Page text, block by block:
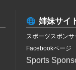
姉妹サイ
スポーツスポン
Facebookページ
Sports